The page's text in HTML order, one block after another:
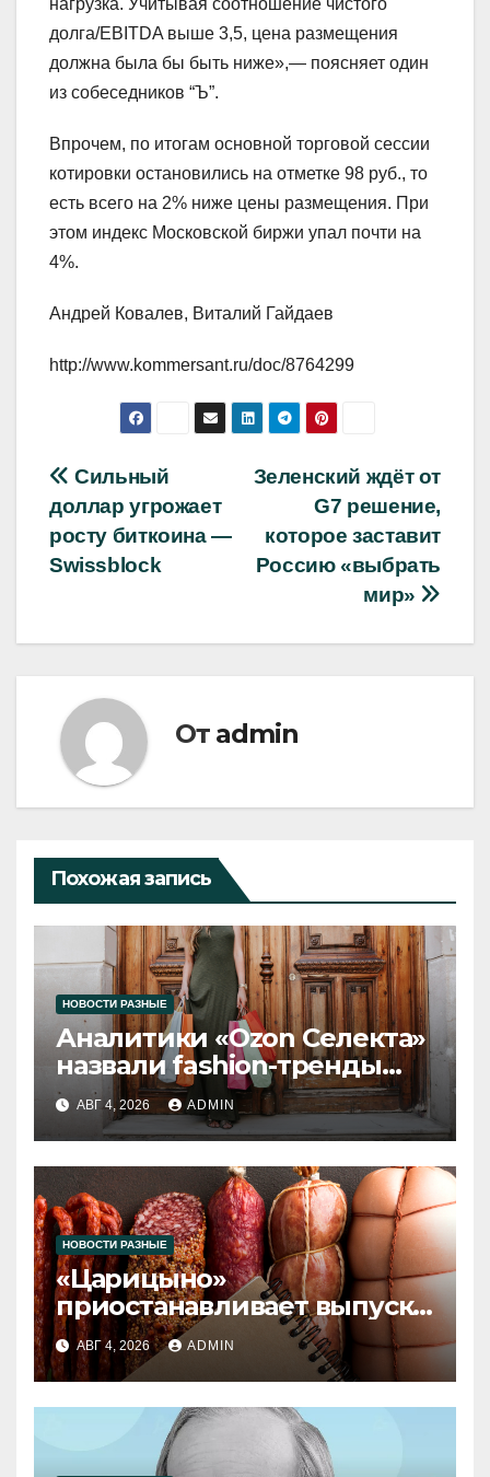
нагрузка. Учитывая соотношение чистого
долга/EBITDA выше 3,5, цена размещения
должна была бы быть ниже»,— поясняет один
из собеседников “Ъ”.
Впрочем, по итогам основной торговой сессии
котировки остановились на отметке 98 руб., то
есть всего на 2% ниже цены размещения. При
этом индекс Московской биржи упал почти на
4%.
Андрей Ковалев, Виталий Гайдаев
http://www.kommersant.ru/doc/8764299
Навигация
по
записям
Зеленский ждёт от
G7 решение,
которое заставит
Россию «выбрать
мир»
Сильный
доллар угрожает
росту биткоина —
Swissblock
От admin
Похожая запись
НОВОСТИ РАЗНЫЕ
Аналитики «Ozon Селекта»
назвали fashion-тренды
2026 года
АВГ 4, 2026 ADMIN
НОВОСТИ РАЗНЫЕ
«Царицыно»
приостанавливает выпуск
продукции
АВГ 4, 2026 ADMIN